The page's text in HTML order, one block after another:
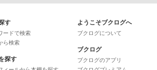
す
ードで検索
ら検索
探す
ようこそブクログへ
ブクログについて
ブクログ
ブクログのアプリ